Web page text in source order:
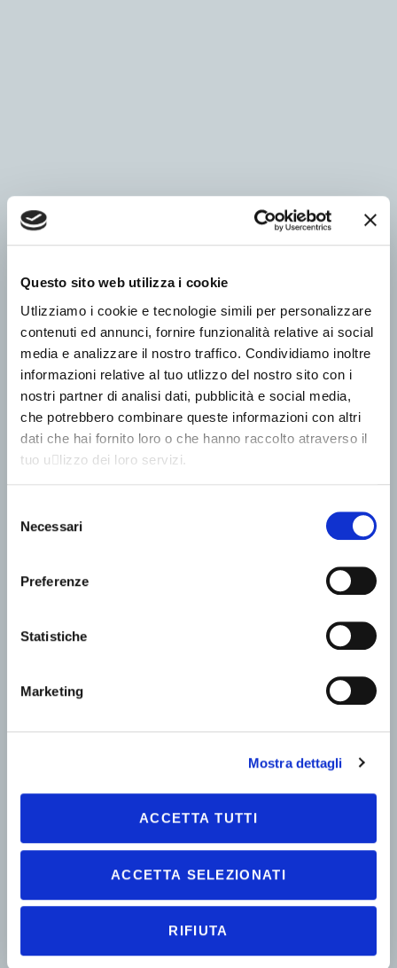
Questo sito web utilizza i cookie
Utlizziamo i cookie e tecnologie simili per personalizzare
contenuti ed annunci, fornire funzionalità relative ai social
media e analizzare il nostro traffico. Condividiamo inoltre
informazioni relative al tuo utlizzo del nostro sito con i
nostri partner di analisi dati, pubblicità e social media,
che potrebbero combinare queste informazioni con altri
dati che hai fornito loro o che hanno raccolto atraverso il
tuo u􀆟lizzo dei loro servizi.
delNecessari
Preferenze
Statistiche
Marketing
Mostra dettagli
ACCETTA TUTTI
ACCETTA SELEZIONATI
RIFIUTA